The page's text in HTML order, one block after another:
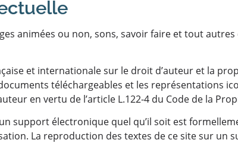
animées ou non, sons, savoir faire et tout
et internationale sur le droit d’auteur et la
téléchargeables et les représentations
en vertu de l’article L.122-4 du Code de la
support électronique quel qu’il soit est
La reproduction des textes de ce site sur un